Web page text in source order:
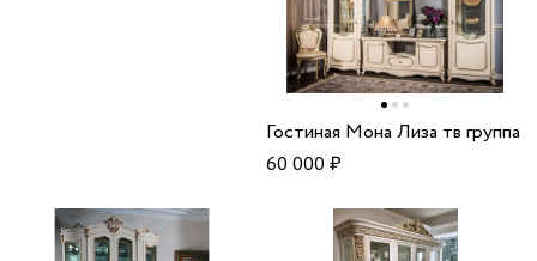
Гостиная Мона Лиза тв группа
60 000₽